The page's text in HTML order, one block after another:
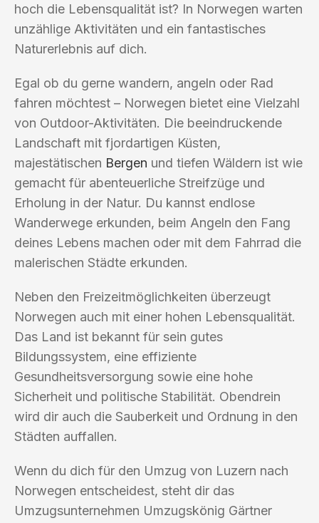
hoch die Lebensqualität ist? In Norwegen warten
unzählige Aktivitäten und ein fantastisches
Naturerlebnis auf dich.
Egal ob du gerne wandern, angeln oder Rad
fahren möchtest – Norwegen bietet eine Vielzahl
von Outdoor-Aktivitäten. Die beeindruckende
Landschaft mit fjordartigen Küsten,
majestätischen Bergen und tiefen Wäldern ist wie
gemacht für abenteuerliche Streifzüge und
Erholung in der Natur. Du kannst endlose
Wanderwege erkunden, beim Angeln den Fang
deines Lebens machen oder mit dem Fahrrad die
malerischen Städte erkunden.
Neben den Freizeitmöglichkeiten überzeugt
Norwegen auch mit einer hohen Lebensqualität.
Das Land ist bekannt für sein gutes
Bildungssystem, eine effiziente
Gesundheitsversorgung sowie eine hohe
Sicherheit und politische Stabilität. Obendrein
wird dir auch die Sauberkeit und Ordnung in den
Städten auffallen.
Wenn du dich für den Umzug von Luzern nach
Norwegen entscheidest, steht dir das
Umzugsunternehmen Umzugskönig Gärtner